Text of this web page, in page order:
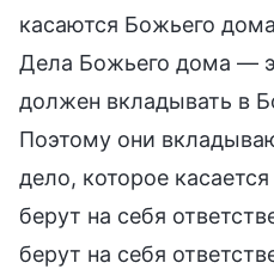
касаются Божьего
Дела Божьего дома —
должен вкладывать в
Поэтому они
дело, которое
берут на себя
берут на себя